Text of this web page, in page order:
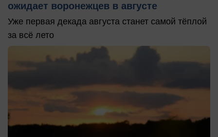
ожидает воронежцев в августе
Уже первая декада августа станет самой тёплой
за всё лето